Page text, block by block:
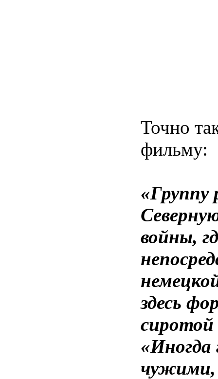
Точно
фильму:
«Группу
войны,
здесь
«Иногда
чужими,